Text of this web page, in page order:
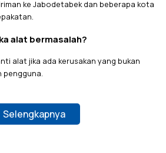
ke Jabodetabek dan beberapa kota
alat bermasalah?
alat jika ada kerusakan yang bukan
pengguna.
Selengkapnya